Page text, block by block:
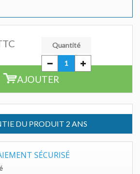
Quantité
AJOUTER
DU PRODUIT 2 ANS
SÉCURISÉ